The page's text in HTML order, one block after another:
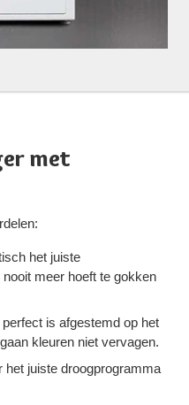
met
het juiste
meer hoeft te gokken
is afgestemd op het
kleuren niet vervagen.
het juiste droogprogramma